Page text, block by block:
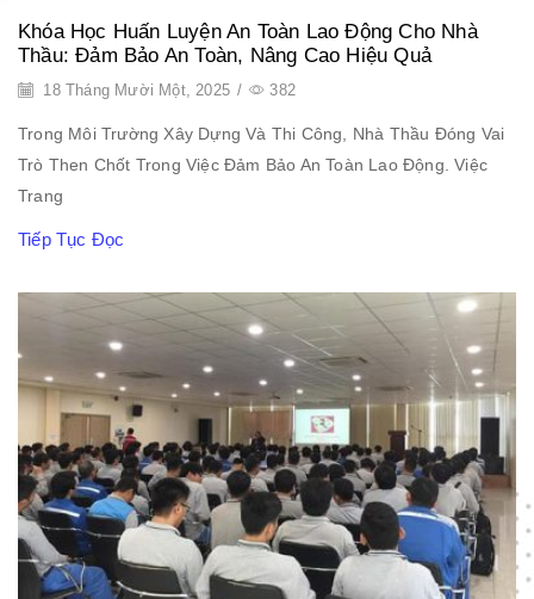
Khóa Học Huấn Luyện An Toàn Lao Động Cho Nhà
Thầu: Đảm Bảo An Toàn, Nâng Cao Hiệu Quả
18 Tháng Mười Một, 2025 / 382
Trong Môi Trường Xây Dựng Và Thi Công, Nhà Thầu Đóng Vai
Trò Then Chốt Trong Việc Đảm Bảo An Toàn Lao Động. Việc
Trang
Tiếp Tục Đọc